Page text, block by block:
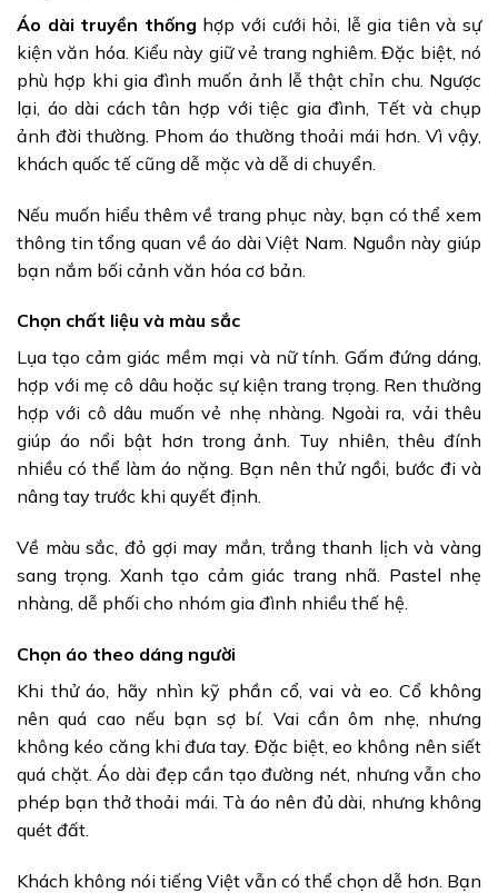
Áo dài truyền thống hợp với cưới hỏi, lễ gia tiên và sự
kiện văn hóa. Kiểu này giữ vẻ trang nghiêm. Đặc biệt, nó
phù hợp khi gia đình muốn ảnh lễ thật chỉn chu. Ngược
lại, áo dài cách tân hợp với tiệc gia đình, Tết và chụp
ảnh đời thường. Phom áo thường thoải mái hơn. Vì vậy,
khách quốc tế cũng dễ mặc và dễ di chuyển.
Nếu muốn hiểu thêm về trang phục này, bạn có thể xem
thông tin tổng quan về áo dài Việt Nam. Nguồn này giúp
bạn nắm bối cảnh văn hóa cơ bản.
Chọn chất liệu và màu sắc
Lụa tạo cảm giác mềm mại và nữ tính. Gấm đứng dáng,
hợp với mẹ cô dâu hoặc sự kiện trang trọng. Ren thường
hợp với cô dâu muốn vẻ nhẹ nhàng. Ngoài ra, vải thêu
giúp áo nổi bật hơn trong ảnh. Tuy nhiên, thêu đính
nhiều có thể làm áo nặng. Bạn nên thử ngồi, bước đi và
nâng tay trước khi quyết định.
Về màu sắc, đỏ gợi may mắn, trắng thanh lịch và vàng
sang trọng. Xanh tạo cảm giác trang nhã. Pastel nhẹ
nhàng, dễ phối cho nhóm gia đình nhiều thế hệ.
Chọn áo theo dáng người
Khi thử áo, hãy nhìn kỹ phần cổ, vai và eo. Cổ không
nên quá cao nếu bạn sợ bí. Vai cần ôm nhẹ, nhưng
không kéo căng khi đưa tay. Đặc biệt, eo không nên siết
quá chặt. Áo dài đẹp cần tạo đường nét, nhưng vẫn cho
phép bạn thở thoải mái. Tà áo nên đủ dài, nhưng không
quét đất.
Khách không nói tiếng Việt vẫn có thể chọn dễ hơn. Bạn